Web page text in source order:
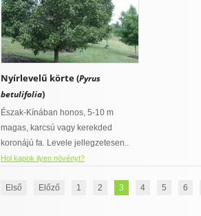
Nyírlevelű körte (Pyrus
betulifolia)
Észak-Kínában honos, 5-10 m
magas, karcsú vagy kerekded
koronájú fa. Levele jellegzetesen..
Hol kapok ilyen növényt?
Első Előző 1 2 3 4 5 6